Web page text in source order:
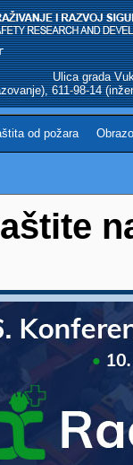
Ulica grada
611-98-14
od požara